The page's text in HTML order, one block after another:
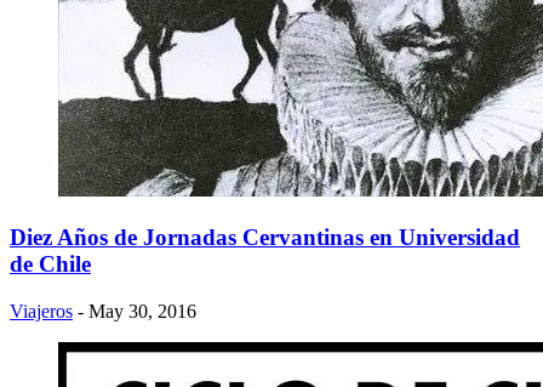
Diez Años de Jornadas Cervantinas en Universidad
de Chile
Viajeros - May 30, 2016